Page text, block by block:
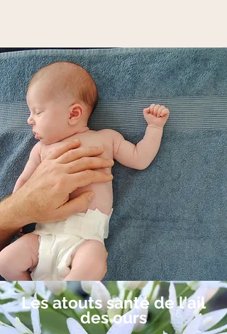
Les atouts santé de l'ail
des ours